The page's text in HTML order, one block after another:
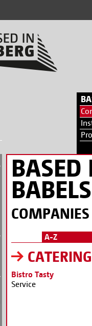
BASED
COMPANIES
A-Z
CATERING
Bistro Tasty
Service